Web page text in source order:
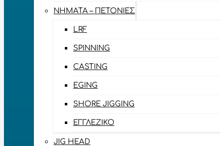
ΝΉΜΑΤΑ – ΠΕΤΟΝΙΈΣ
LRF
SPINNING
CASTING
EGING
SHORE JIGGING
ΕΓΓΛΈΖΙΚΟ
JIG HEAD